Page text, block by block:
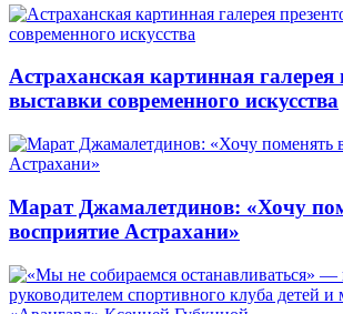
Астраханская картинная галерея
выставки современного искусства
Марат Джамалетдинов: «Хочу
восприятие Астрахани»